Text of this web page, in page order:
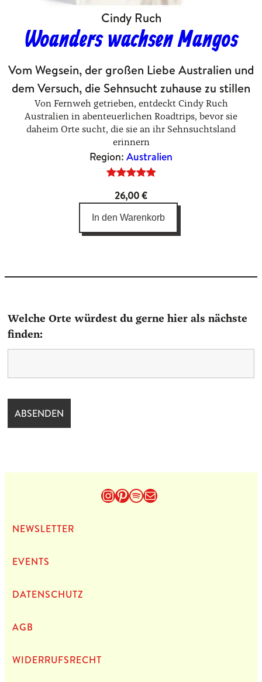
Cindy Ruch
Woanders wachsen Mangos
Vom Wegsein, der großen Liebe Australien und
dem Versuch, die Sehnsucht zuhause zu stillen
Von Fernweh getrieben, entdeckt Cindy Ruch
Australien in abenteuerlichen Roadtrips, bevor sie
daheim Orte sucht, die sie an ihr Sehnsuchtsland
erinnern
Region: Australien
mit5.00
von 5,
26,00€
In den Warenkorb
Welche Orte würdest du gerne hier als nächste
finden:
Instagram
Pinterest
Spotify
E-Mail
NEWS­LET­TER
EVENTS
DATEN­SCHUTZ
AGB
WIDERRUFSRECHT